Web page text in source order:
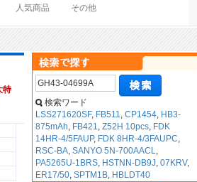
人気商品 その他
特
検索ワード
LSS271620SF, FB511,CP1454, HB3-
875mAh, FB421,Z52H 10pcs, FDK
14HR-4/5FAUP, FDK 8HR-4/3FAUPC,
RSC-BA,SANYO 5N-700AACL,
PA5265U-1BRS, HSTNN-DB9J,07KRV,
ER17/50,SPTM1B, HBLDT40